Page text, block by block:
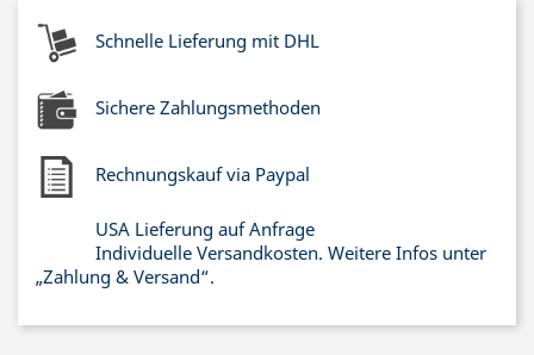
Schnelle Lieferung mit DHL
Sichere Zahlungsmethoden
Rechnungskauf via Paypal
USA Lieferung auf Anfrage
Individuelle Versandkosten. Weitere Infos unter
„Zahlung & Versand“.